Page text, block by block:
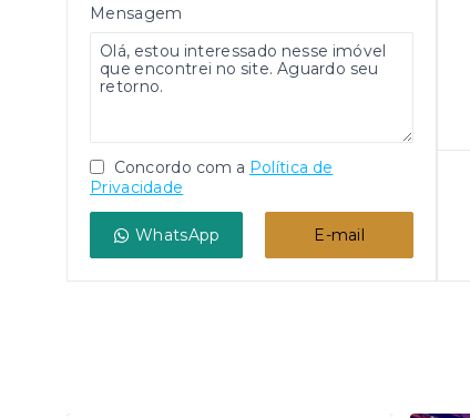
Mensagem
Concordo com a Política de
Privacidade
WhatsApp E-mail